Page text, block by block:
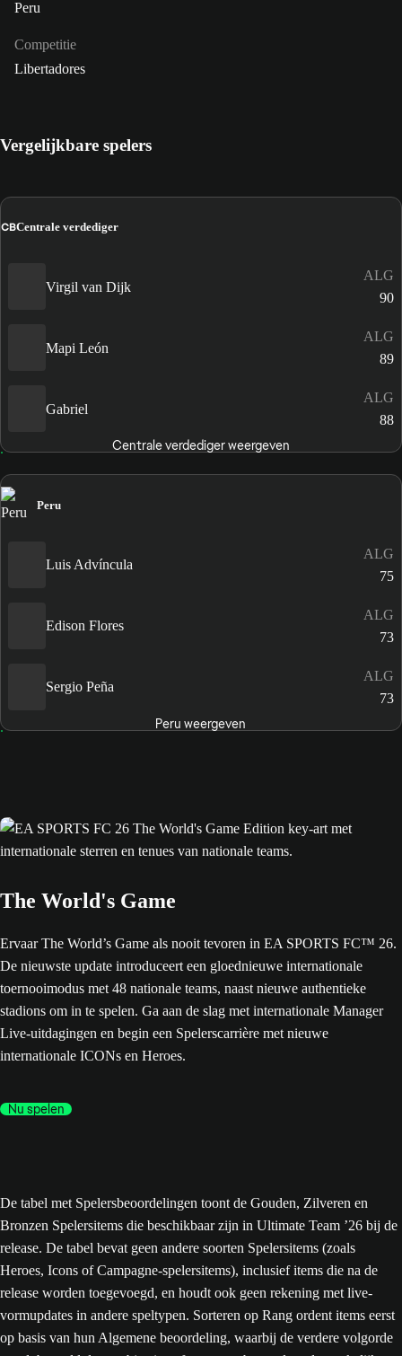
Peru
Competitie
Libertadores
Vergelijkbare spelers
CBCentrale verdediger
Virgil van Dijk
ALG
90
Mapi León
ALG
89
Gabriel
ALG
88
Centrale verdediger weergeven
Peru
Luis Advíncula
ALG
75
Edison Flores
ALG
73
Sergio Peña
ALG
73
Peru weergeven
The World's Game
Ervaar The World’s Game als nooit tevoren in EA SPORTS FC™ 26.
De nieuwste update introduceert een gloednieuwe internationale
toernooimodus met 48 nationale teams, naast nieuwe authentieke
stadions om in te spelen. Ga aan de slag met internationale Manager
Live-uitdagingen en begin een Spelerscarrière met nieuwe
internationale ICONs en Heroes.
Nu spelen
De tabel met Spelersbeoordelingen toont de Gouden, Zilveren en
Bronzen Spelersitems die beschikbaar zijn in Ultimate Team ’26 bij de
release. De tabel bevat geen andere soorten Spelersitems (zoals
Heroes, Icons of Campagne-spelersitems), inclusief items die na de
release worden toegevoegd, en houdt ook geen rekening met live-
vormupdates in andere speltypen. Sorteren op Rang ordent items eerst
op basis van hun Algemene beoordeling, waarbij de verdere volgorde